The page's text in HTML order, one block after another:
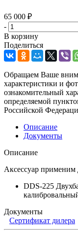
65 000 ₽
-
В корзину
Поделиться
Обращаем Ваше
характеристики и
ознакомительный
определяемой
Российской
Описание
Документы
Описание
Аксессуар применим
DDS-225
Документы
Сертификат дилера